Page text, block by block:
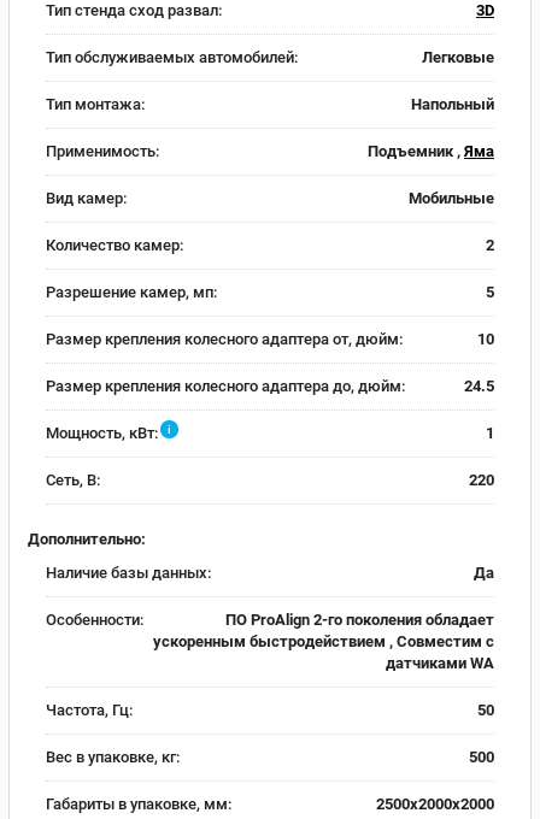
Тип стенда сход развал:
3D
Тип обслуживаемых автомобилей: Легковые
Тип монтажа: Напольный
Применимость: Подъемник , Яма
Вид камер: Мобильные
Количество камер: 2
Разрешение камер, мп: 5
Размер крепления колесного адаптера от, дюйм: 10
Размер крепления колесного адаптера до, дюйм: 24.5
Мощность, кВт: i 1
Сеть, В: 220
Дополнительно:
Наличие базы данных:
Да
Особенности:
ПО ProAlign 2-го поколения обладает
ускоренным быстродействием , Совместим с
датчиками WA
Частота, Гц: 50
Вес в упаковке, кг: 500
Габариты в упаковке, мм: 2500х2000х2000